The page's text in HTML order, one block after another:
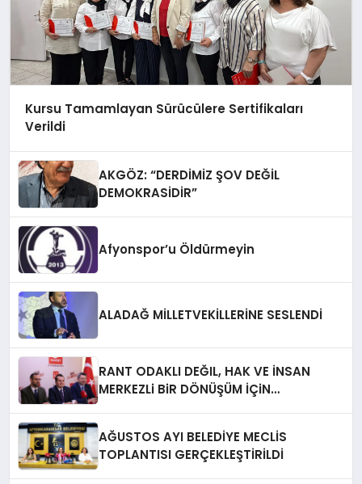
Kursu Tamamlayan Sürücülere Sertifikaları
Verildi
AKGÖZ: “DERDİMİZ ŞOV DEĞİL
DEMOKRASİDİR”
Afyonspor’u Öldürmeyin
ALADAĞ MİLLETVEKİLLERİNE SESLENDİ
RANT ODAKLI DEĞIL, HAK VE İNSAN
MERKEZLi BiR DÖNÜŞÜM İÇiN
AĞUSTOS AYI BELEDİYE MECLİS
TOPLANTISI GERÇEKLEŞTİRİLDİ